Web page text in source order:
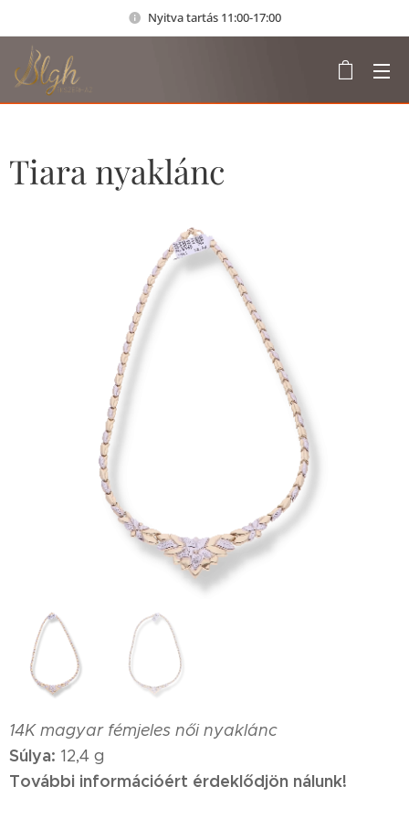
Nyitva tartás 11:00-17:00
Tiara nyaklánc
14K magyar fémjeles női nyaklánc
Súlya: 12,4 g
További információért érdeklődjön nálunk!